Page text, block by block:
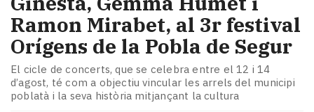
Ramon Mirabet, al 3r festival
Orígens de la Pobla de Segur
El cicle de concerts, que se celebra entre el 12 i 14
d’agost, té com a objectiu vincular les arrels del municipi
poblatà i la seva història mitjançant la cultura